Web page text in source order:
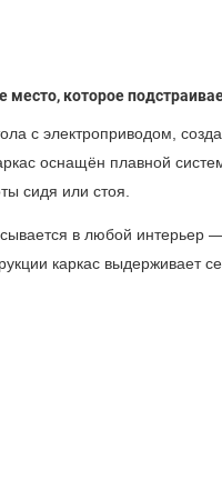
которое
с электроприводом,
оснащён плавной
сидя или стоя.
в любой интерьер
каркас выдерживает